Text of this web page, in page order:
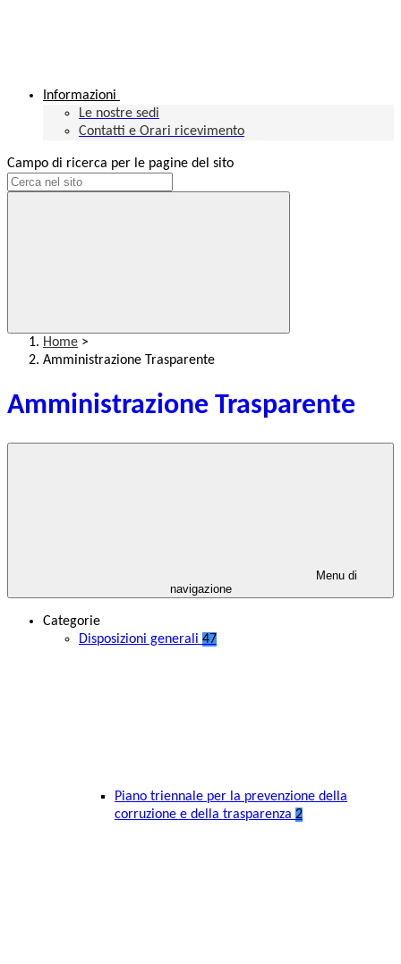
Informazioni
Le nostre sedi
Contatti e Orari ricevimento
Campo di ricerca per le pagine del sito
Home >
Amministrazione Trasparente
Amministrazione Trasparente
Menu di
navigazione
Categorie
Disposizioni generali 47
Piano triennale per la prevenzione della
corruzione e della trasparenza 2